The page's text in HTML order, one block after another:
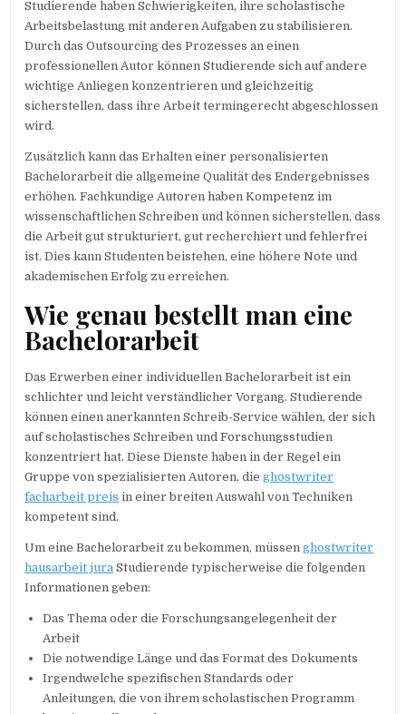
Studierende haben Schwierigkeiten, ihre scholastische
Arbeitsbelastung mit anderen Aufgaben zu stabilisieren.
Durch das Outsourcing des Prozesses an einen
professionellen Autor können Studierende sich auf andere
wichtige Anliegen konzentrieren und gleichzeitig
sicherstellen, dass ihre Arbeit termingerecht abgeschlossen
wird.
Zusätzlich kann das Erhalten einer personalisierten
Bachelorarbeit die allgemeine Qualität des Endergebnisses
erhöhen. Fachkundige Autoren haben Kompetenz im
wissenschaftlichen Schreiben und können sicherstellen, dass
die Arbeit gut strukturiert, gut recherchiert und fehlerfrei
ist. Dies kann Studenten beistehen, eine höhere Note und
akademischen Erfolg zu erreichen.
Wie genau bestellt man eine
Bachelorarbeit
Das Erwerben einer individuellen Bachelorarbeit ist ein
schlichter und leicht verständlicher Vorgang. Studierende
können einen anerkannten Schreib-Service wählen, der sich
auf scholastisches Schreiben und Forschungsstudien
konzentriert hat. Diese Dienste haben in der Regel ein
Gruppe von spezialisierten Autoren, dieghostwriter
facharbeit preis in einer breiten Auswahl von Techniken
kompetent sind.
Um eine Bachelorarbeit zu bekommen, müssenghostwriter
hausarbeit jura Studierende typischerweise die folgenden
Informationen geben:
Das Thema oder die Forschungsangelegenheit der
Arbeit
Die notwendige Länge und das Format des Dokuments
Irgendwelche spezifischen Standards oder
Anleitungen, die von ihrem scholastischen Programm